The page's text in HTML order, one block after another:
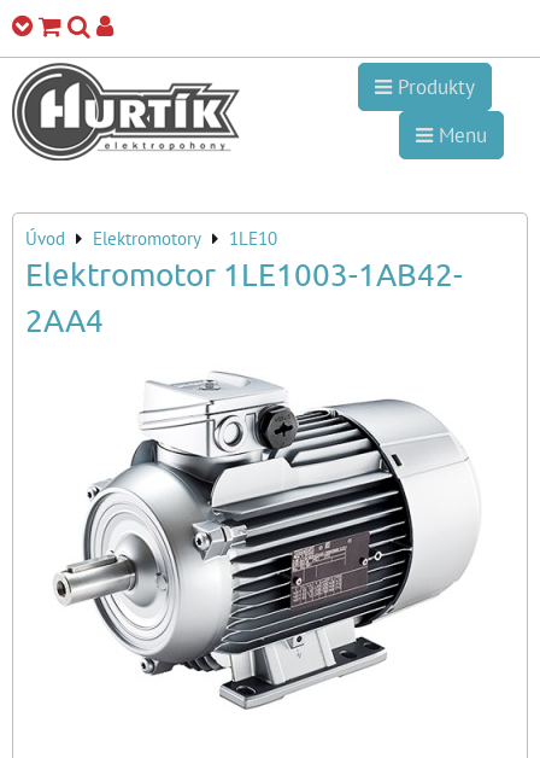
Produkty
Menu
Úvod Elektromotory 1LE10
Elektromotor 1LE1003-1AB42-
2AA4